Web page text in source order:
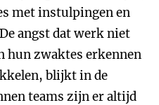
met instulpingen en
angst dat werk niet
hun zwaktes erkennen
blijkt in de
teams zijn er altijd